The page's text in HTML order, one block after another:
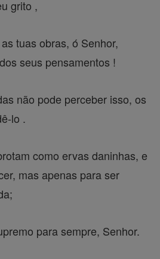
grito ,
tuas obras, ó Senhor,
seus pensamentos !
não pode perceber isso, os
lo .
como ervas daninhas, e
mas apenas para ser
para sempre, Senhor.